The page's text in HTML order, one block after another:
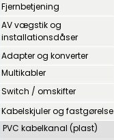
Fjernbetjening
AV vægstik og
installationsdåser
Adapter og konverter
Multikabler
Switch / omskifter
Kabelskjuler og fastgørelse
PVC kabelkanal (plast)